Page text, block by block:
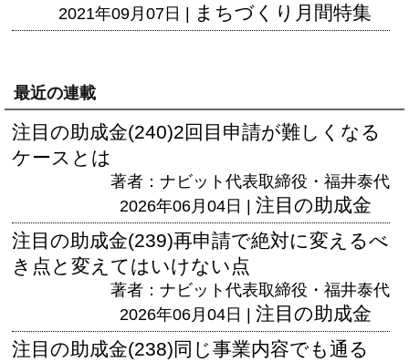
2021年09月07日 | まちづくり月間特集
最近の連載
注目の助成金(240)2回目申請が難しくなる
ケースとは
著者：ナビット代表取締役・福井泰代
2026年06月04日 | 注目の助成金
注目の助成金(239)再申請で絶対に変えるべ
き点と変えてはいけない点
著者：ナビット代表取締役・福井泰代
2026年06月04日 | 注目の助成金
注目の助成金(238)同じ事業内容でも通る